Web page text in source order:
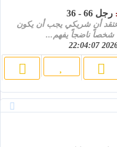
رجل 66 - 36
أن شريكي يجب أن يكون
شخصاً ناضجاً يفهم...